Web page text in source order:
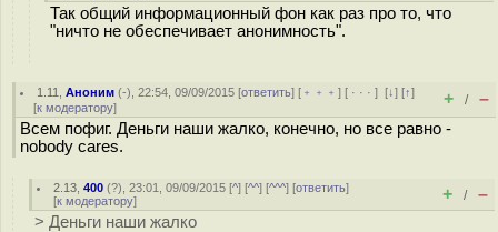
Так общий информационный фон как раз про то, что
"ничто не обеспечивает анонимность".
1.11 ,Аноним (-), 22:54, 09/09/2015 [ответить] [ ﹢﹢﹢] [ · · ·][↓] [↑]
[к модератору] + / –
Всем пофиг. Деньги наши жалко, конечно, но все равно -
nobody cares.
2.13 ,400 (?), 23:01, 09/09/2015 [^] [^^] [^^^] [ответить]
[к модератору] + / –
> Деньги наши жалко